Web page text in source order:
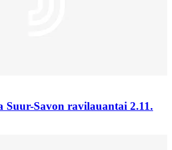
Suur-Savon ravilauantai 2.11.